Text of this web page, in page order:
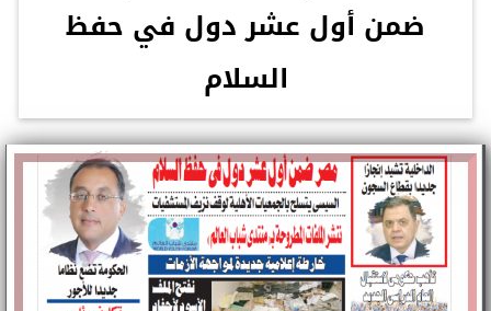
ضمن أول عشر دول في حفظ
السلام